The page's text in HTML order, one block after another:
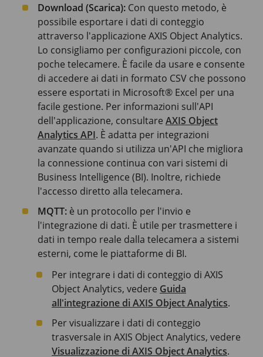
Download (Scarica): Con questo metodo, è
possibile esportare i dati di conteggio
attraverso l'applicazione AXIS Object Analytics.
Lo consigliamo per configurazioni piccole, con
poche telecamere. È facile da usare e consente
di accedere ai dati in formato CSV che possono
essere esportati in Microsoft® Excel per una
facile gestione. Per informazioni sull'API
dell'applicazione, consultare AXIS Object
Analytics API. È adatta per integrazioni
avanzate quando si utilizza un'API che migliora
la connessione continua con vari sistemi di
Business Intelligence (BI). Inoltre, richiede
l'accesso diretto alla telecamera.
MQTT: è un protocollo per l'invio e
l'integrazione di dati. È utile per trasmettere i
dati in tempo reale dalla telecamera a sistemi
esterni, come le piattaforme di BI.
Per integrare i dati di conteggio di AXIS
Object Analytics, vedere Guida
all'integrazione di AXIS Object Analytics.
Per visualizzare i dati di conteggio
trasversale in AXIS Object Analytics, vedere
Visualizzazione di AXIS Object Analytics.